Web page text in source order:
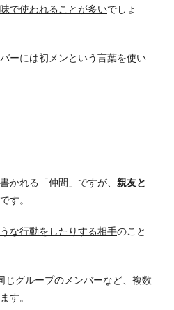
で使われることが多いでしょ
ーには初メンという言葉を使い
かれる「仲間」ですが、 親友と
です。
な行動をしたりする相手のこと
じグループのメンバーなど、複数
す。